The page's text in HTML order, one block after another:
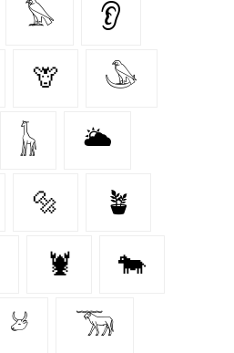
𓅃 👂
🦒 𓅇
𓃱 🌥️
🔩 🪴
🦞 🐄
𓃾 𓃝